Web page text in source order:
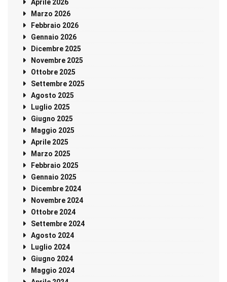
Aprile 2026
Marzo 2026
Febbraio 2026
Gennaio 2026
Dicembre 2025
Novembre 2025
Ottobre 2025
Settembre 2025
Agosto 2025
Luglio 2025
Giugno 2025
Maggio 2025
Aprile 2025
Marzo 2025
Febbraio 2025
Gennaio 2025
Dicembre 2024
Novembre 2024
Ottobre 2024
Settembre 2024
Agosto 2024
Luglio 2024
Giugno 2024
Maggio 2024